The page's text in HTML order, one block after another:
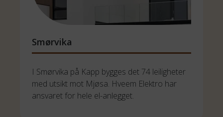
Smørvika
I Smørvika på Kapp bygges det 74 leiligheter
med utsikt mot Mjøsa. Hveem Elektro har
ansvaret for hele el-anlegget.